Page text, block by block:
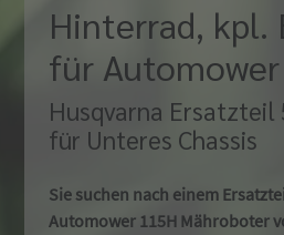
Hinterrad, kpl.
für
Husqvarna Ersatzteil
für Unteres Chassis
Sie suchen nach einem
Automower 115H Mähroboter